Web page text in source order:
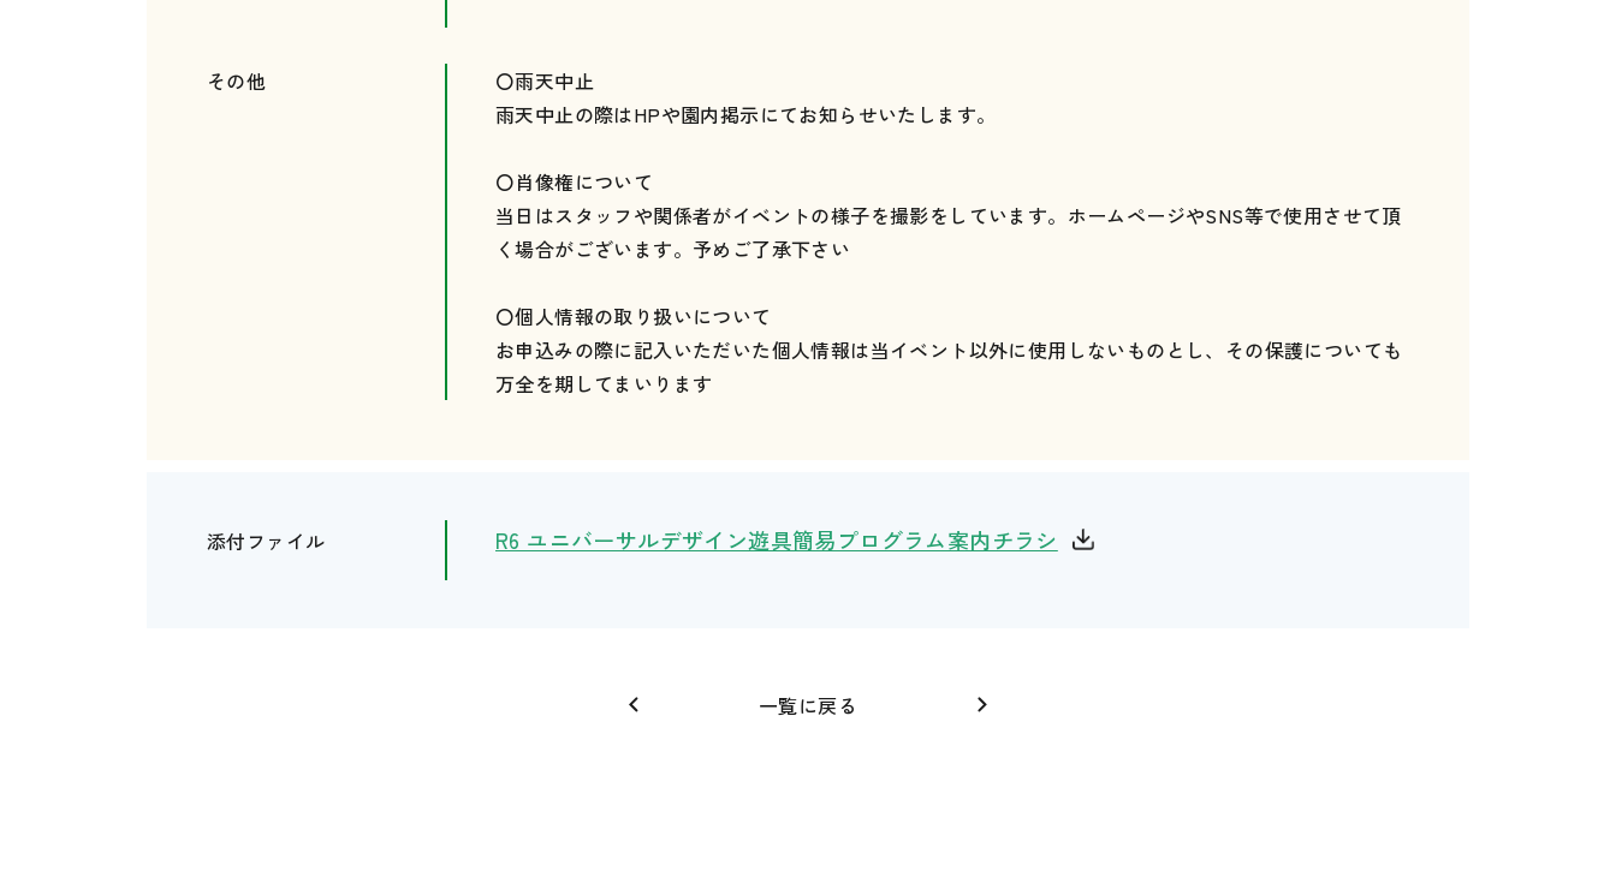
その他
〇雨天中止
雨天中止の際はHPや園内掲示にてお知らせいたします。
〇肖像権について
当日はスタッフや関係者がイベントの様子を撮影をしています。ホームページやSNS等で使用させて頂
く場合がございます。予めご了承下さい
〇個人情報の取り扱いについて
お申込みの際に記入いただいた個人情報は当イベント以外に使用しないものとし、その保護についても
万全を期してまいります
添付ファイル R6 ユニバーサルデザイン遊具簡易プログラム案内チラシ
一覧に戻る